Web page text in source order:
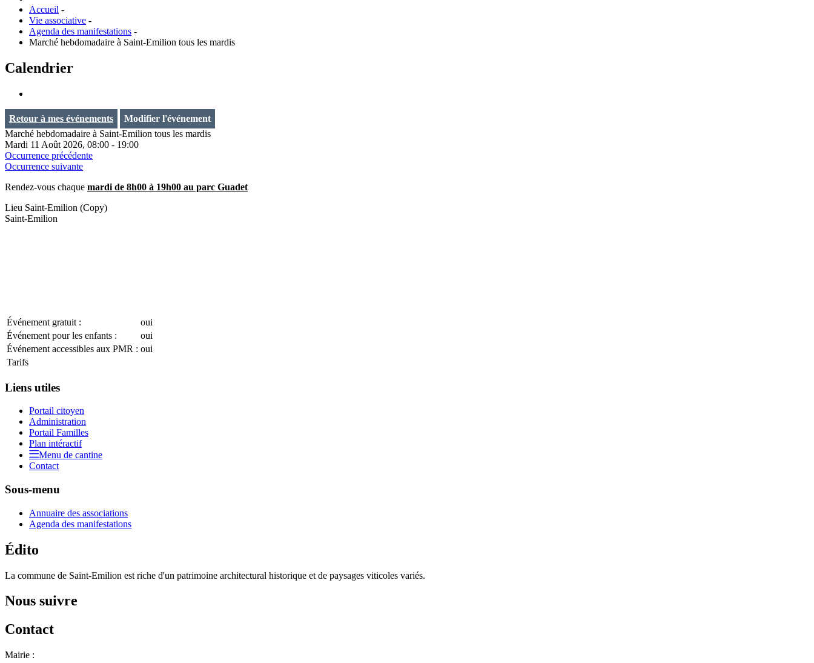
Accueil -
Vie associative -
Agenda des manifestations -
Marché hebdomadaire à Saint-Emilion tous les mardis
Calendrier
Retour à mes événements
Modifier l'événement
Marché hebdomadaire à Saint-Emilion tous les mardis
Mardi 11 Août 2026, 08:00 - 19:00
Occurrence précédente
Occurrence suivante
Rendez-vous chaque mardi de 8h00 à 19h00 au parc Guadet
Lieu Saint-Emilion (Copy)
Saint-Emilion
Événement gratuit :
oui
Événement pour les enfants :
oui
Événement accessibles aux PMR : oui
Tarifs
Liens utiles
Portail citoyen
Administration
Portail Familles
Plan intéractif
Menu de cantine
Contact
Sous-menu
Annuaire des associations
Agenda des manifestations
Édito
La commune de Saint-Emilion est riche d'un patrimoine architectural historique et de paysages viticoles variés.
Nous suivre
Contact
Mairie :